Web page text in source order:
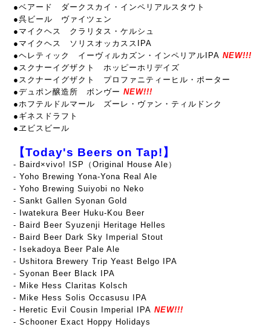
●ベアード ダークスカイ・インペリアルスタウト
●呉ビール ヴァイツェン
●マイクヘス クラリタス・ケルシュ
●マイクヘス ソリスオッカススIPA
●ヘレティック イーヴィルカズン・インペリアルIPA NEW!!!
●スクナーイグザクト ホッピーホリデイズ
●スクナーイグザクト プロファニティーヒル・ポーター
●デュポン醸造所 ボンヴー NEW!!!
●ホフテルドルマール ズーレ・ヴァン・ティルドンク
●ギネスドラフト
●ヱビスビール
【Today's Beers on Tap!】
- Baird×vivo! ISP（Original House Ale）
- Yoho Brewing Yona-Yona Real Ale
- Yoho Brewing Suiyobi no Neko
- Sankt Gallen Syonan Gold
- Iwatekura Beer Huku-Kou Beer
- Baird Beer Syuzenji Heritage Helles
- Baird Beer Dark Sky Imperial Stout
- Isekadoya Beer Pale Ale
- Ushitora Brewery Trip Yeast Belgo IPA
- Syonan Beer Black IPA
- Mike Hess Claritas Kolsch
- Mike Hess Solis Occasusu IPA
- Heretic Evil Cousin Imperial IPA NEW!!!
- Schooner Exact Hoppy Holidays